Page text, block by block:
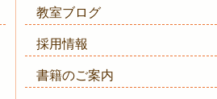
教室ブログ
採用情報
書籍のご案内